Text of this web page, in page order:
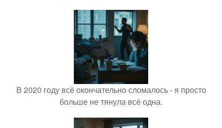
В 2020 году всё окончательно сломалось - я просто
больше не тянула всё одна.